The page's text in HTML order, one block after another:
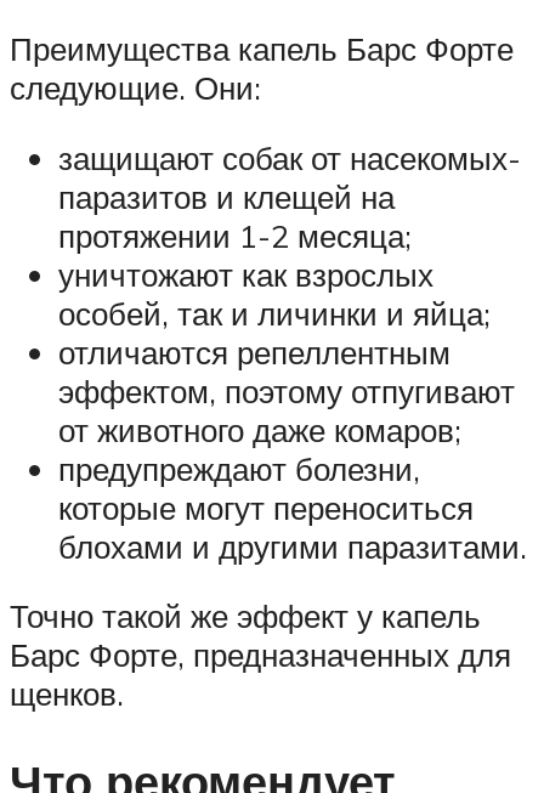
Преимущества капель Барс Форте
следующие. Они:
защищают собак от насекомых-
паразитов и клещей на
протяжении 1-2 месяца;
уничтожают как взрослых
особей, так и личинки и яйца;
отличаются репеллентным
эффектом, поэтому отпугивают
от животного даже комаров;
предупреждают болезни,
которые могут переноситься
блохами и другими паразитами.
Точно такой же эффект у капель
Барс Форте, предназначенных для
щенков.